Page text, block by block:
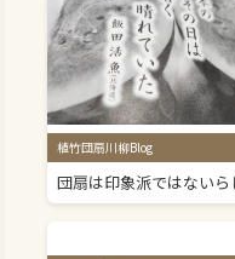
植竹団扇川柳Blog
団扇は印象派ではないら